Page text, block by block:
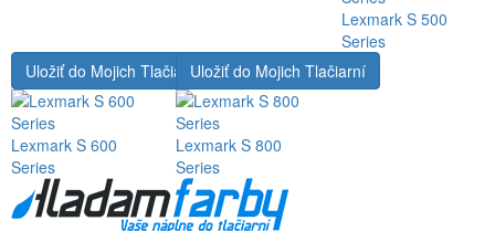
Lexmark S 500
Series
Uložiť do Mojich Tlačiarní
Lexmark S 600
Series
Uložiť do Mojich Tlačiarní
Lexmark S 800
Series